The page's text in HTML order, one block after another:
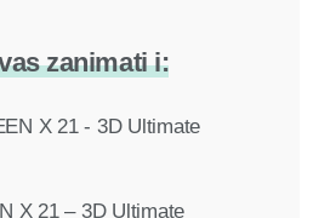
zanimati i:
X 21 – 3D Ultimate